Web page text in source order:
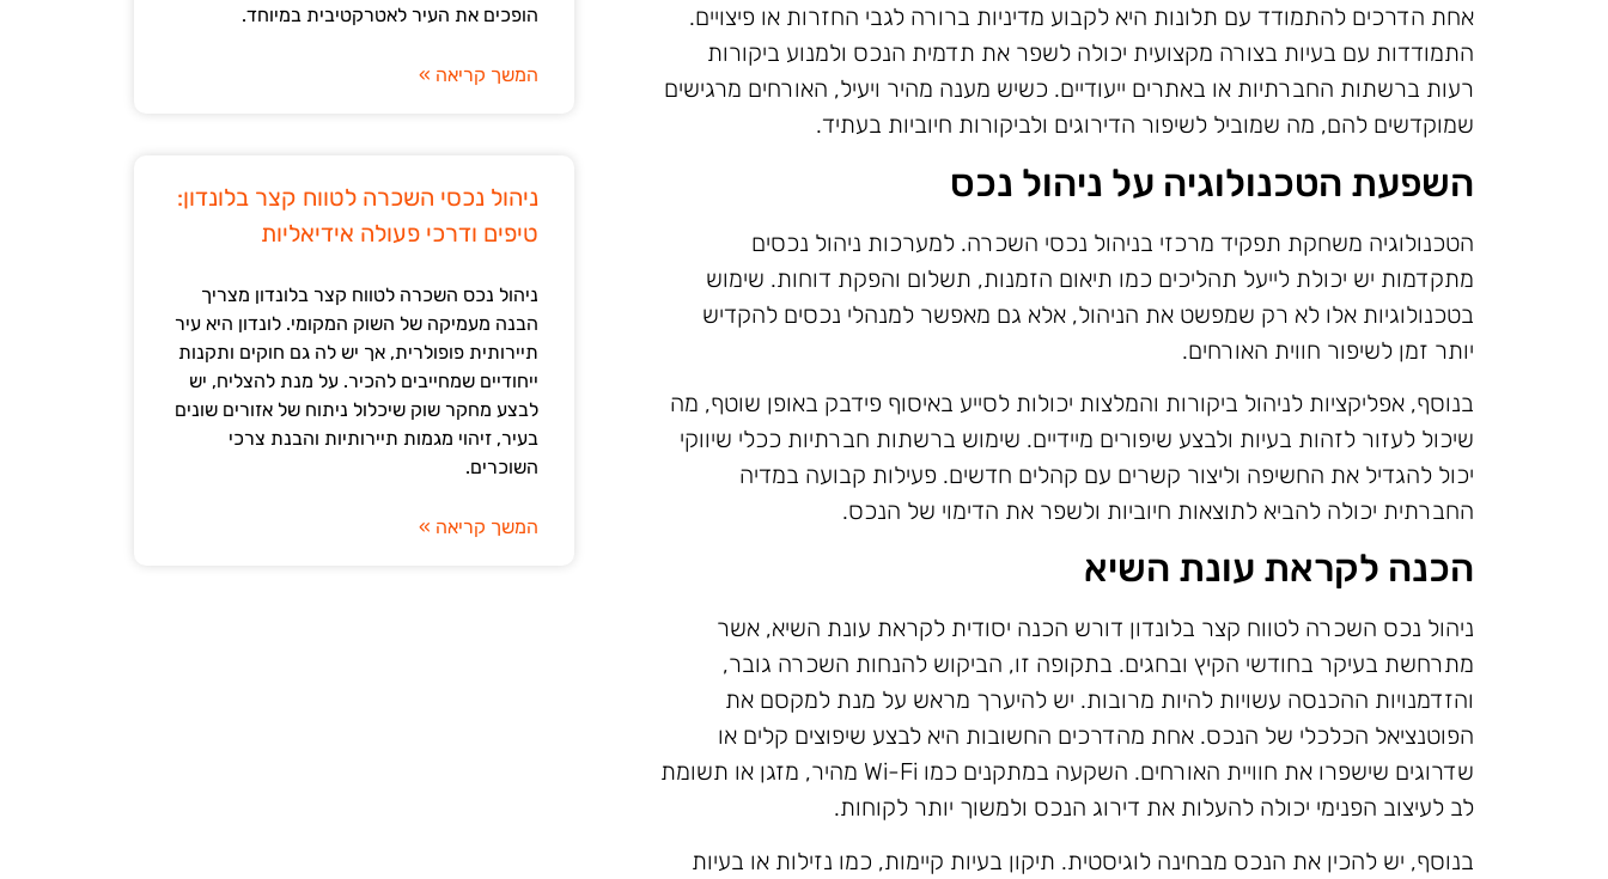
הופכים את העיר לאטרקטיבית במיוחד.
המשך קריאה »
ניהול נכסי השכרה לטווח קצר בלונדון:
טיפים ודרכי פעולה אידיאליות
ניהול נכס השכרה לטווח קצר בלונדון מצריך
הבנה מעמיקה של השוק המקומי. לונדון היא עיר
תיירותית פופולרית, אך יש לה גם חוקים ותקנות
ייחודיים שמחייבים להכיר. על מנת להצליח, יש
לבצע מחקר שוק שיכלול ניתוח של אזורים שונים
בעיר, זיהוי מגמות תיירותיות והבנת צרכי
השוכרים.
המשך קריאה »
אחת הדרכים להתמודד עם תלונות היא לקבוע מדיניות ברורה לגבי החזרות או פיצויים.
התמודדות עם בעיות בצורה מקצועית יכולה לשפר את תדמית הנכס ולמנוע ביקורות
רעות ברשתות החברתיות או באתרים ייעודיים. כשיש מענה מהיר ויעיל, האורחים מרגישים
שמוקדשים להם, מה שמוביל לשיפור הדירוגים ולביקורות חיוביות בעתיד.
השפעת הטכנולוגיה על ניהול נכס
הטכנולוגיה משחקת תפקיד מרכזי בניהול נכסי השכרה. למערכות ניהול נכסים
מתקדמות יש יכולת לייעל תהליכים כמו תיאום הזמנות, תשלום והפקת דוחות. שימוש
בטכנולוגיות אלו לא רק שמפשט את הניהול, אלא גם מאפשר למנהלי נכסים להקדיש
יותר זמן לשיפור חווית האורחים.
בנוסף, אפליקציות לניהול ביקורות והמלצות יכולות לסייע באיסוף פידבק באופן שוטף, מה
שיכול לעזור לזהות בעיות ולבצע שיפורים מיידיים. שימוש ברשתות חברתיות ככלי שיווקי
יכול להגדיל את החשיפה וליצור קשרים עם קהלים חדשים. פעילות קבועה במדיה
החברתית יכולה להביא לתוצאות חיוביות ולשפר את הדימוי של הנכס.
הכנה לקראת עונת השיא
ניהול נכס השכרה לטווח קצר בלונדון דורש הכנה יסודית לקראת עונת השיא, אשר
מתרחשת בעיקר בחודשי הקיץ ובחגים. בתקופה זו, הביקוש להנחות השכרה גובר,
והזדמנויות ההכנסה עשויות להיות מרובות. יש להיערך מראש על מנת למקסם את
הפוטנציאל הכלכלי של הנכס. אחת מהדרכים החשובות היא לבצע שיפוצים קלים או
שדרוגים שישפרו את חוויית האורחים. השקעה במתקנים כמו Wi-Fi מהיר, מזגן או תשומת
לב לעיצוב הפנימי יכולה להעלות את דירוג הנכס ולמשוך יותר לקוחות.
בנוסף, יש להכין את הנכס מבחינה לוגיסטית. תיקון בעיות קיימות, כמו נזילות או בעיות